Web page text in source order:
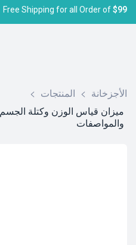
Free Shipping for all Order of$99
الأجزخانة > المنتجات >
والمواصفات